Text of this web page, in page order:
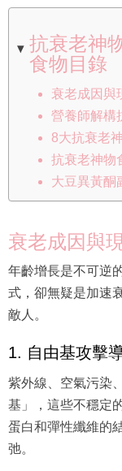
抗衰老神
食物目錄
衰老成因與
營養師解構
8大抗衰老
抗衰老神物
大豆異黃酮
衰老成因與
年齡增長是不可逆
式，卻無疑是加速
敵人。
1. 自由基攻擊
紫外線、空氣污染
基」，這些不穩定
蛋白和彈性纖維的
弛。